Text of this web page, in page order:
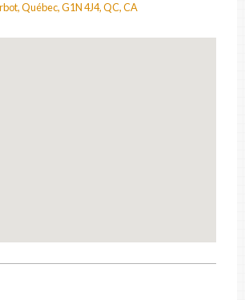
Québec, G1N 4J4, QC, CA